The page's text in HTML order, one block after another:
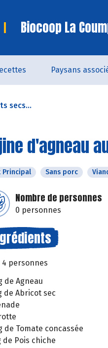
Biocoop La
Paysans
secs...
d'agneau
Principal Sans porc
Nombre de personnes
0 personnes
4 personnes
de Agneau
de Abricot sec
de Tomate concassée
de Pois chiche